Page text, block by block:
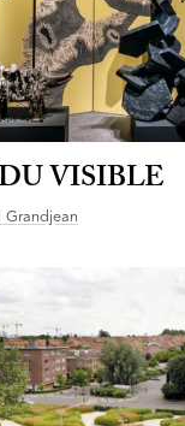
VISIBLE
Grandjean